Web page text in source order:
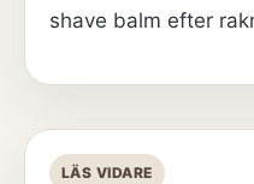
shave balm efter
LÄS VIDARE